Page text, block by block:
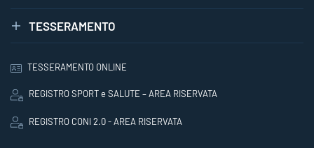
TESSERAMENTO
TESSERAMENTO ONLINE
REGISTRO SPORT e SALUTE – AREA RISERVATA
REGISTRO CONI 2.0 - AREA RISERVATA